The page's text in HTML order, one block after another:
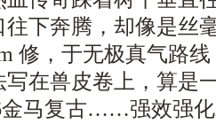
下奔腾，却像是丝
修，于无极真气路
在兽皮卷上，算是
金马复古……强效强